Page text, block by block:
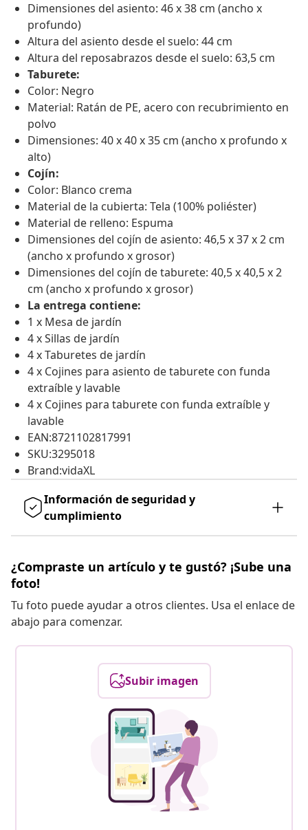
Dimensiones del asiento: 46 x 38 cm (ancho x
profundo)
Altura del asiento desde el suelo: 44 cm
Altura del reposabrazos desde el suelo: 63,5 cm
Taburete:
Color: Negro
Material: Ratán de PE, acero con recubrimiento en
polvo
Dimensiones: 40 x 40 x 35 cm (ancho x profundo x
alto)
Cojín:
Color: Blanco crema
Material de la cubierta: Tela (100% poliéster)
Material de relleno: Espuma
Dimensiones del cojín de asiento: 46,5 x 37 x 2 cm
(ancho x profundo x grosor)
Dimensiones del cojín de taburete: 40,5 x 40,5 x 2
cm (ancho x profundo x grosor)
La entrega contiene:
1 x Mesa de jardín
4 x Sillas de jardín
4 x Taburetes de jardín
4 x Cojines para asiento de taburete con funda
extraíble y lavable
4 x Cojines para taburete con funda extraíble y
lavable
EAN:8721102817991
SKU:3295018
Brand:vidaXL
Información de seguridad y
cumplimiento
¿Compraste un artículo y te gustó? ¡Sube una
foto!
Tu foto puede ayudar a otros clientes. Usa el enlace de
abajo para comenzar.
Subir imagen